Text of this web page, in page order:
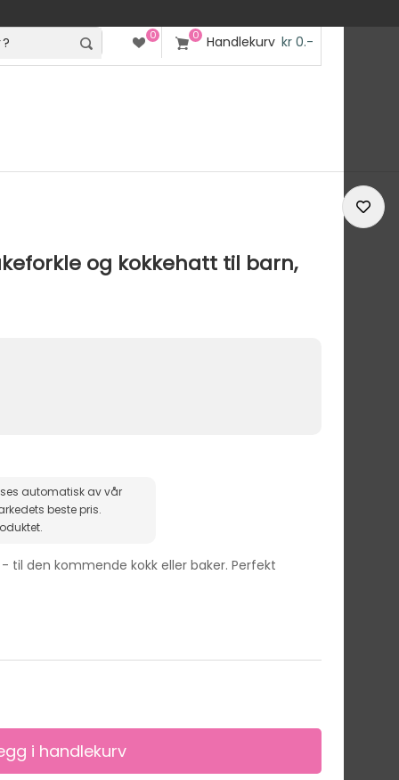
0 0 Handlekurv kr 0.-
og kokkehatt til barn,
automatisk av vår
den kommende kokk eller baker. Perfekt